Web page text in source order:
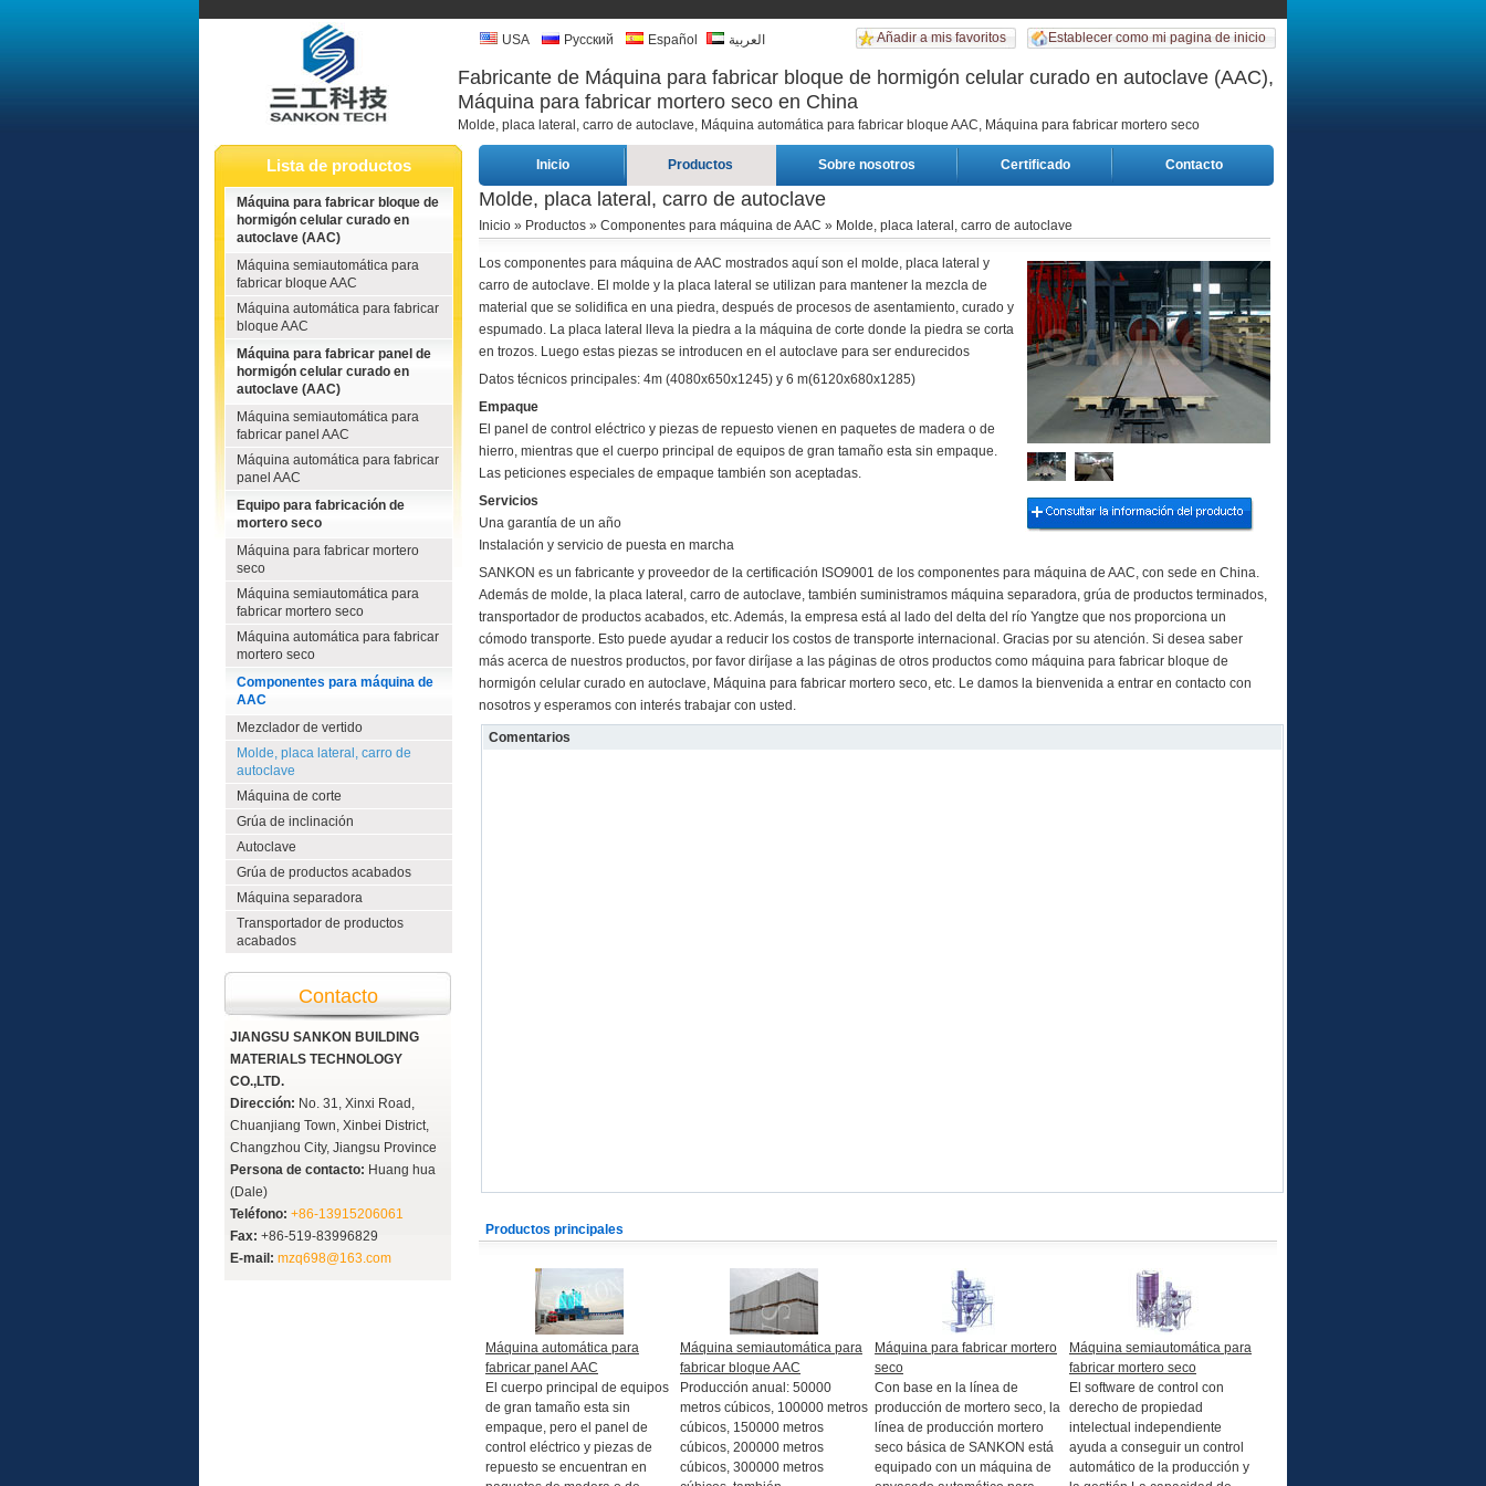
Añadir a mis favoritos Establecer como mi pagina de inicio
USA Русский Español العربية
Fabricante de Máquina para fabricar bloque de hormigón celular curado en autoclave (AAC),
Máquina para fabricar mortero seco en China
Molde, placa lateral, carro de autoclave, Máquina automática para fabricar bloque AAC, Máquina para fabricar mortero seco
Lista de productos
Máquina para fabricar bloque de
hormigón celular curado en
autoclave (AAC)
Máquina semiautomática para
fabricar bloque AAC
Máquina automática para fabricar
bloque AAC
Máquina para fabricar panel de
hormigón celular curado en
autoclave (AAC)
Máquina semiautomática para
fabricar panel AAC
Máquina automática para fabricar
panel AAC
Equipo para fabricación de
mortero seco
Máquina para fabricar mortero
seco
Máquina semiautomática para
fabricar mortero seco
Máquina automática para fabricar
mortero seco
Componentes para máquina de
AAC
Mezclador de vertido
Molde, placa lateral, carro de
autoclave
Máquina de corte
Grúa de inclinación
Autoclave
Grúa de productos acabados
Máquina separadora
Transportador de productos
acabados
Contacto
JIANGSU SANKON BUILDING
MATERIALS TECHNOLOGY
CO.,LTD.
Dirección: No. 31, Xinxi Road,
Chuanjiang Town, Xinbei District,
Changzhou City, Jiangsu Province
Persona de contacto: Huang hua
(Dale)
Teléfono: +86-13915206061
Fax: +86-519-83996829
E-mail: mzq698@163.com
Inicio Productos Sobre nosotros Certificado Contacto
Molde, placa lateral, carro de autoclave
Inicio » Productos » Componentes para máquina de AAC » Molde, placa lateral, carro de autoclave
Los componentes para máquina de AAC mostrados aquí son el molde, placa lateral y
carro de autoclave. El molde y la placa lateral se utilizan para mantener la mezcla de
material que se solidifica en una piedra, después de procesos de asentamiento, curado y
espumado. La placa lateral lleva la piedra a la máquina de corte donde la piedra se corta
en trozos. Luego estas piezas se introducen en el autoclave para ser endurecidos
Datos técnicos principales: 4m (4080x650x1245) y 6 m(6120x680x1285)
Empaque
El panel de control eléctrico y piezas de repuesto vienen en paquetes de madera o de
hierro, mientras que el cuerpo principal de equipos de gran tamaño esta sin empaque.
Las peticiones especiales de empaque también son aceptadas.
Servicios
Una garantía de un año
Instalación y servicio de puesta en marcha
SANKON es un fabricante y proveedor de la certificación ISO9001 de los componentes para máquina de AAC, con sede en China.
Además de molde, la placa lateral, carro de autoclave, también suministramos máquina separadora, grúa de productos terminados,
transportador de productos acabados, etc. Además, la empresa está al lado del delta del río Yangtze que nos proporciona un
cómodo transporte. Esto puede ayudar a reducir los costos de transporte internacional. Gracias por su atención. Si desea saber
más acerca de nuestros productos, por favor diríjase a las páginas de otros productos como máquina para fabricar bloque de
hormigón celular curado en autoclave, Máquina para fabricar mortero seco, etc. Le damos la bienvenida a entrar en contacto con
nosotros y esperamos con interés trabajar con usted.
Comentarios
Productos principales
Máquina automática para
fabricar panel AAC
El cuerpo principal de equipos
de gran tamaño esta sin
empaque, pero el panel de
control eléctrico y piezas de
repuesto se encuentran en
Máquina semiautomática para
fabricar bloque AAC
Producción anual: 50000
metros cúbicos, 100000 metros
cúbicos, 150000 metros
cúbicos, 200000 metros
cúbicos, 300000 metros
Máquina para fabricar mortero
seco
Con base en la línea de
producción de mortero seco, la
línea de producción mortero
seco básica de SANKON está
equipado con un máquina de
Máquina semiautomática para
fabricar mortero seco
El software de control con
derecho de propiedad
intelectual independiente
ayuda a conseguir un control
automático de la producción y